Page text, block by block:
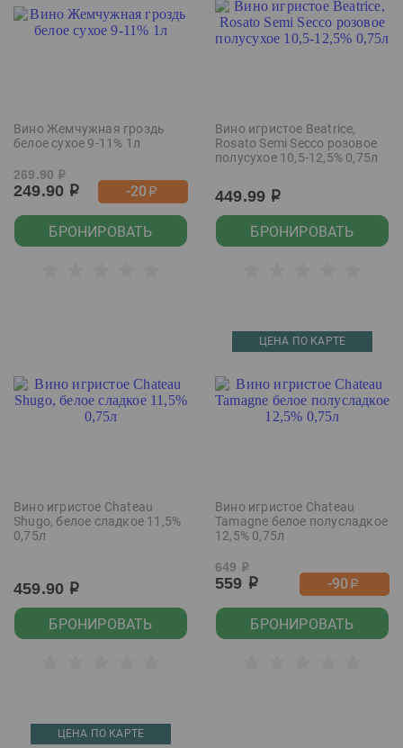
Вино Жемчужная гроздь
белое сухое 9-11% 1л
269.90 р
249.90 р -20р
БРОНИРОВАТЬ
Вино игристое Beatrice,
Rosato Semi Secco розовое
полусухое 10,5-12,5% 0,75л
449.99 р
БРОНИРОВАТЬ
Вино игристое Chateau
Shugo, белое сладкое 11,5%
0,75л
459.90 р
БРОНИРОВАТЬ
ЦЕНА ПО КАРТЕ
Вино игристое Chateau
Tamagne белое полусладкое
12,5% 0,75л
649 р
559 р -90р
БРОНИРОВАТЬ
ЦЕНА ПО КАРТЕ